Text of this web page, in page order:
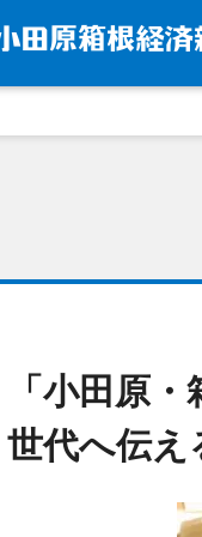
「小田原
世代へ伝え